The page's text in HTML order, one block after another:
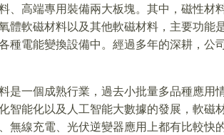
、高端專用裝備兩大板塊。其中，磁性材
體軟磁材料以及其他軟磁材料，主要功能
種電能變換設備中。經過多年的深耕，公
是一個成熟行業，過去小批量多品種應用
智能化以及人工智能大數據的發展，軟磁
無線充電、光伏逆變器應用上都有比較快的